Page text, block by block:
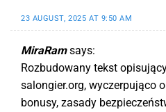
23 AUGUST, 2025 AT 9:50 AM
MiraRam says:
Rozbudowany tekst
salongier.org, wyczerpująco
bonusy, zasady